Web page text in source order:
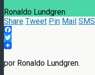
Ronaldo Lundgren
Share Tweet Pin Mail SMS
Facebook
Twitter
por Ronaldo Lundgren.